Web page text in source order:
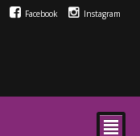
Facebook Instagram
²